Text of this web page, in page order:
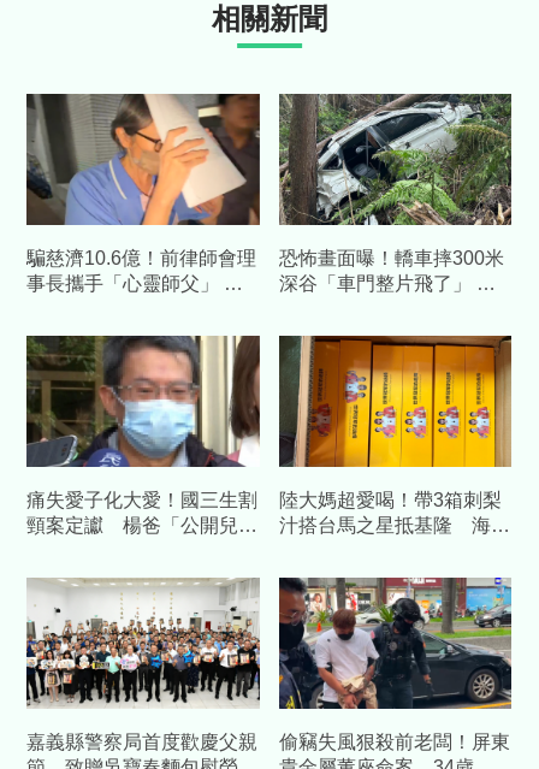
相關新聞
騙慈濟10.6億！前律師會理
事長攜手「心靈師父」 天
續押
恐怖畫面曝！轎車摔300米
深谷「車門整片飛了」 割
痛失愛子化大愛！國三生割
頸案定讞 楊爸「公開兒全
裝校園求救鈴
陸大媽超愛喝！帶3箱刺梨
汁搭台馬之星抵基隆 海巡
嘉義縣警察局首度歡慶父親
偷竊失風狠殺前老闆！屏東